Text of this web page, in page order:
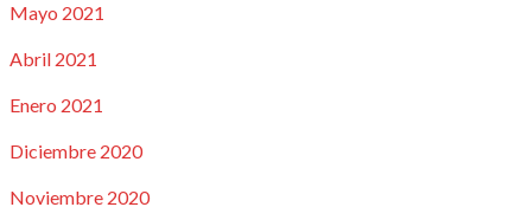
Mayo 2021
Abril 2021
Enero 2021
Diciembre 2020
Noviembre 2020